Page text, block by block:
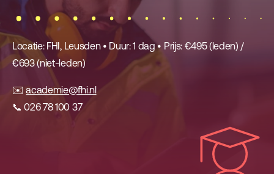
Locatie: FHI, Leusden • Duur: 1 dag • Prijs: €495 (leden) /
€693 (niet-leden)
✉️academie@fhi.nl
📞 026 78 100 37